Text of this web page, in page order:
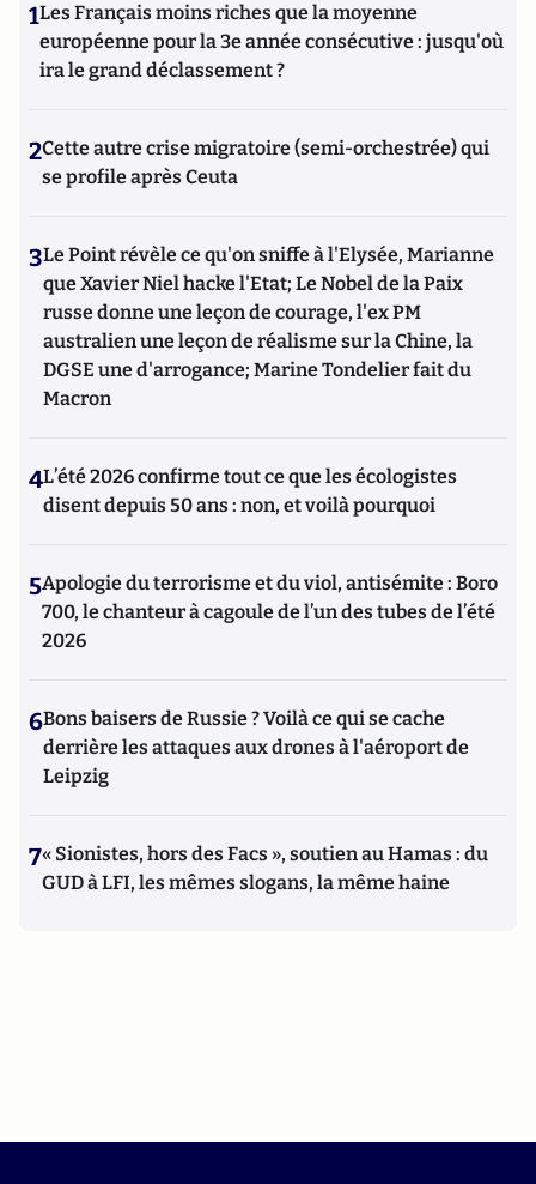
1Les Français moins riches que la moyenne
européenne pour la 3e année consécutive : jusqu'où
ira le grand déclassement ?
2Cette autre crise migratoire (semi-orchestrée) qui
se profile après Ceuta
3Le Point révèle ce qu'on sniffe à l'Elysée, Marianne
que Xavier Niel hacke l'Etat; Le Nobel de la Paix
russe donne une leçon de courage, l'ex PM
australien une leçon de réalisme sur la Chine, la
DGSE une d'arrogance; Marine Tondelier fait du
Macron
4L’été 2026 confirme tout ce que les écologistes
disent depuis 50 ans : non, et voilà pourquoi
5Apologie du terrorisme et du viol, antisémite : Boro
700, le chanteur à cagoule de l’un des tubes de l’été
2026
6Bons baisers de Russie ? Voilà ce qui se cache
derrière les attaques aux drones à l'aéroport de
Leipzig
7« Sionistes, hors des Facs », soutien au Hamas : du
GUD à LFI, les mêmes slogans, la même haine